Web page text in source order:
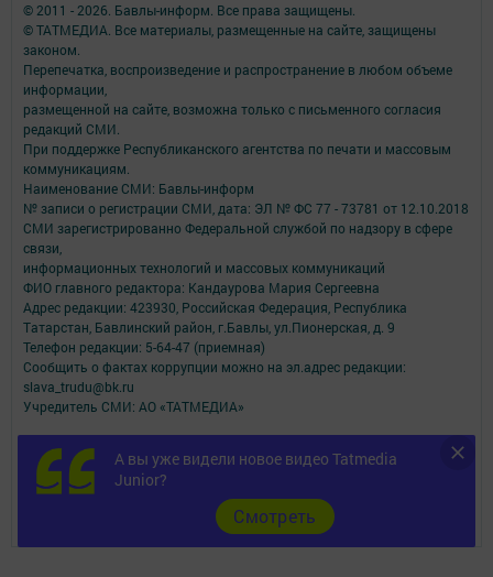
А вы уже видели новое видео Tatmedia
Junior?
Cмотреть
© 2011 - 2026. Бавлы-информ. Все права защищены.
© ТАТМЕДИА. Все материалы, размещенные на сайте, защищены
законом.
Перепечатка, воспроизведение и распространение в любом объеме
информации,
размещенной на сайте, возможна только с письменного согласия
редакций СМИ.
При поддержке Республиканского агентства по печати и массовым
коммуникациям.
Наименование СМИ: Бавлы-информ
№ записи о регистрации СМИ, дата: ЭЛ № ФС 77 - 73781 от 12.10.2018
СМИ зарегистрированно Федеральной службой по надзору в сфере
связи,
информационных технологий и массовых коммуникаций
ФИО главного редактора: Кандаурова Мария Сергеевна
Адрес редакции: 423930, Российская Федерация, Республика
Татарстан, Бавлинский район, г.Бавлы, ул.Пионерская, д. 9
Телефон редакции: 5-64-47 (приемная)
Сообщить о фактах коррупции можно на эл.адрес редакции:
slava_trudu@bk.ru
Учредитель СМИ: АО «ТАТМЕДИА»
Антикоррупционная политика
АО «ТАТМЕДИА» использует «cookie»для персонализации сервисов и
удобства пользователей сайтом.
Использование «cookie» можно отменить в настройках браузера.
Политика конфиденциальности